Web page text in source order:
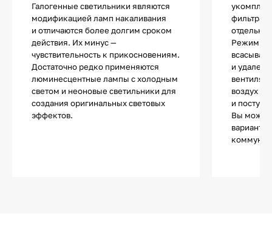
Галогенные светильники являются
модификацией ламп накаливания
и отличаются более долгим сроком
действия. Их минус —
чувствительность к прикосновениям.
Достаточно редко применяются
люминесцентные лампы с холодным
светом и неоновые светильники для
создания оригинальных световых
эффектов.
отдельно.
Режим
и
воздух
и
Вы
вариант